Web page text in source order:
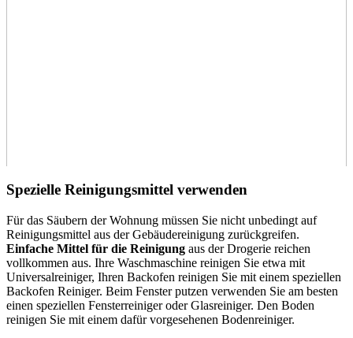
Spezielle Reinigungsmittel verwenden
Für das Säubern der Wohnung müssen Sie nicht unbedingt auf
Reinigungsmittel aus der Gebäudereinigung zurückgreifen.
Einfache Mittel für die Reinigung aus der Drogerie reichen
vollkommen aus. Ihre Waschmaschine reinigen Sie etwa mit
Universalreiniger, Ihren Backofen reinigen Sie mit einem speziellen
Backofen Reiniger. Beim Fenster putzen verwenden Sie am besten
einen speziellen Fensterreiniger oder Glasreiniger. Den Boden
reinigen Sie mit einem dafür vorgesehenen Bodenreiniger.